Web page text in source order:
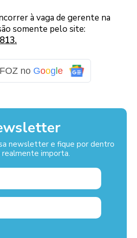
à vaga de gerente na
somente pelo site:
no Goog e
newsletter e fique por dentro
realmente importa.